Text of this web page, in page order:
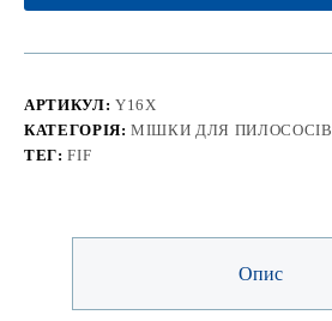
АРТИКУЛ: Y16X
КАТЕГОРІЯ:МІШКИ ДЛЯ ПИЛОСОСІВ
ТЕГ:FIF
Опис